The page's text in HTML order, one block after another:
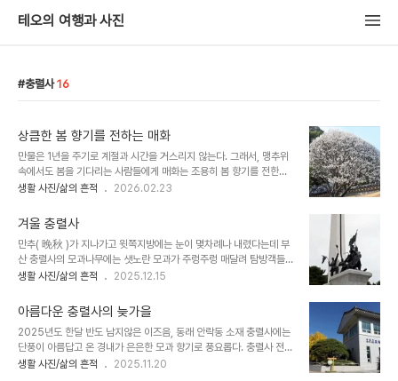
테오의 여행과 사진
충렬사 16
상큼한 봄 향기를 전하는 매화
만물은 1년을 주기로 계절과 시간을 거스리지 않는다. 그래서, 맹추위
속에서도 봄을 기다리는 사람들에게 매화는 조용히 봄 향기를 전한다.
충렬사 충렬문 양쪽 언덕에 모양 좋은 만개한 매화나무 동해선 동래역
수양 홍매화한 그루에 백매화와 홍매화가 같이 피기도 했다.수양 백매
화안락교차로 화단에 활짝 핀 청매화봄이 옮을 가장 빨리 알리는 매화
의 정취에 흠뻑 빠져 보세요.
생활 사진/삶의 흔적 2026.02.23
겨울 충렬사
만추( 晚秋 )가 지나가고 윗쪽지방에는 눈이 몇차례나 내렸다는데 부
산 충렬사의 모과나무에는 샛노란 모과가 주렁주렁 매달려 탐방객들
의 눈을 즐겁게하고 떨어지는 모과를 주워가는 행운을 누리기도 한다.
징 큰 모과나무에 가장 많은 모과가 열렸다.아기 주먹 크기의 떫은 똘
감이 나무에서 홍시가 되어 새들의 먹이가 되기도 한다.충렬사에 있는
8그루의 모과나무가 풍년을 이뤘다. 자주 찾는 충렬사의 모과가 내년
에도 많이 열렸으면........
생활 사진/삶의 흔적 2025.12.15
아름다운 충렬사의 늦가을
2025년도 한달 반도 남지않은 이즈음, 동래 안락동 소재 충렬사에는
단풍이 아름답고 온 경내가 은은한 모과 향기로 풍요롭다. 충렬사 전경
인공연못인 의중지 부근의 은행과 단풍노란은행과 붉은 단풍, 나무에
생활 사진/삶의 흔적 2025.11.20